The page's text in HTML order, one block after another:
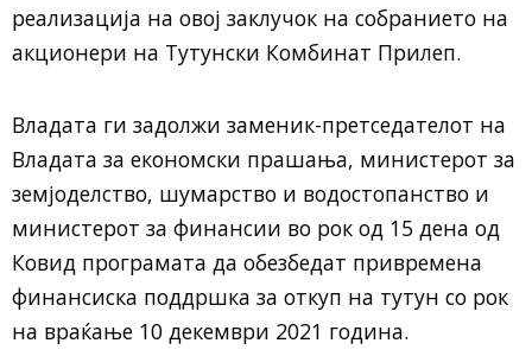
реализација на овој заклучок на собранието на
акционери на Тутунски Комбинат Прилеп.
Владата ги задолжи заменик-претседателот на
Владата за економски прашања, министерот за
земјоделство, шумарство и водостопанство и
министерот за финансии во рок од 15 дена од
Ковид програмата да обезбедат привремена
финансиска поддршка за откуп на тутун со рок
на враќање 10 декември 2021 година.